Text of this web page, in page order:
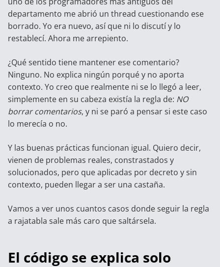
departamento me abrió un thread cuestionando ese
borrado. Yo era nuevo, así que ni lo discutí y lo
restablecí. Ahora me arrepiento.
¿Qué sentido tiene mantener ese comentario?
Ninguno. No explica ningún porqué y no aporta
contexto. Yo creo que realmente ni se lo llegó a leer,
simplemente en su cabeza existía la regla de: NO
borrar comentarios, y ni se paró a pensar si este caso
lo merecía o no.
Y las buenas prácticas funcionan igual. Quiero decir,
vienen de problemas reales, constrastados y
solucionados, pero que aplicadas por decreto y sin
contexto, pueden llegar a ser una castaña.
Vamos a ver unos cuantos casos donde seguir la regla
a rajatabla sale más caro que saltársela.
El código se explica solo